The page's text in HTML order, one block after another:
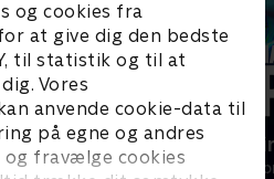
og cookies fra
at give dig den bedste
til statistik og til at
Vores
anvende cookie-data til
på egne og andres
fravælge cookies
Happy
Drama • 1